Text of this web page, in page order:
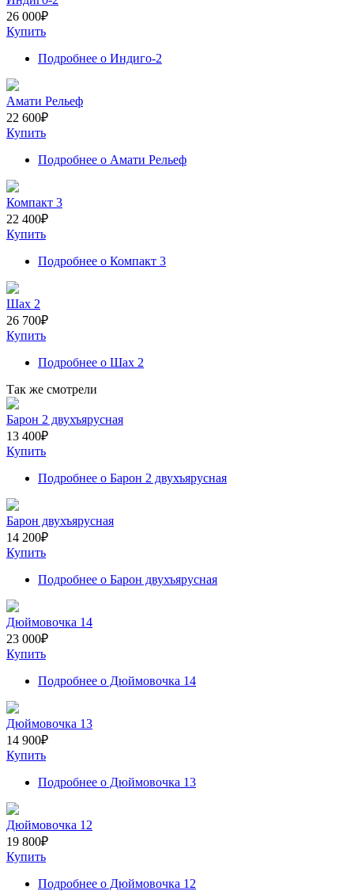
26 000₽
Купить
Подробнее о Индиго-2
Амати Рельеф
22 600₽
Купить
Подробнее о Амати Рельеф
Компакт 3
22 400₽
Купить
Подробнее о Компакт 3
Шах 2
26 700₽
Купить
Подробнее о Шах 2
Так же смотрели
Барон 2 двухъярусная
13 400₽
Купить
Подробнее о Барон 2 двухъярусная
Барон двухъярусная
14 200₽
Купить
Подробнее о Барон двухъярусная
Дюймовочка 14
23 000₽
Купить
Подробнее о Дюймовочка 14
Дюймовочка 13
14 900₽
Купить
Подробнее о Дюймовочка 13
Дюймовочка 12
19 800₽
Купить
Подробнее о Дюймовочка 12